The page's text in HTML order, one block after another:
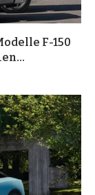
F-150